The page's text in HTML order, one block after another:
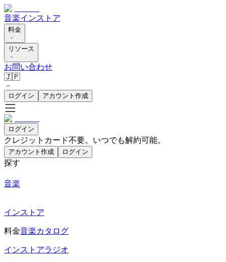
音楽インストア
料金
リソース
お問い合わせ
🇯🇵
ログイン アカウント作成
ログイン
クレジットカード不要。いつでも解約可能。
アカウント作成 ログイン
探す
音楽
インストア
料金音楽カタログ
インストアラジオ